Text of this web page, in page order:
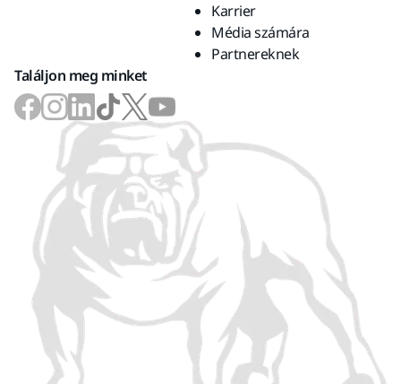
Karrier
Média számára
Partnereknek
Találjon meg minket